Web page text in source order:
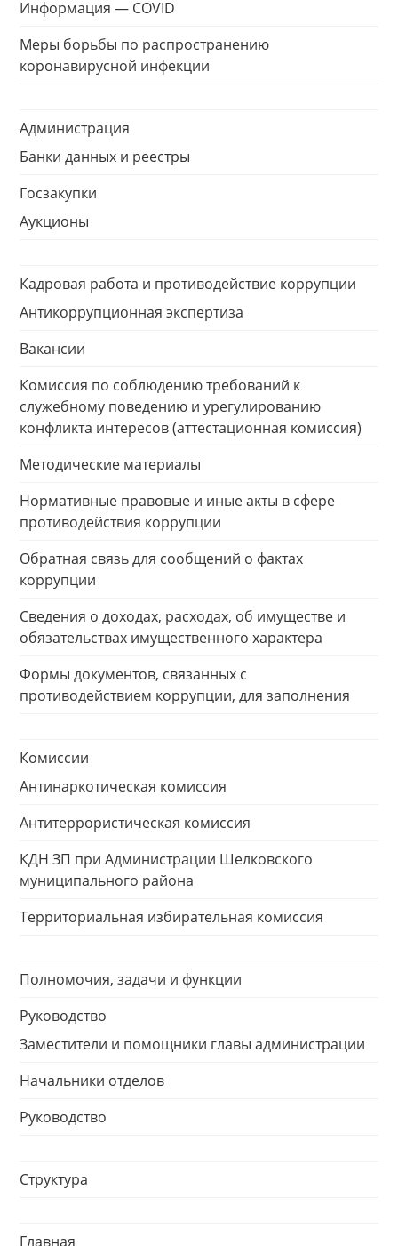
Информация — COVID
Меры борьбы по распространению
коронавирусной инфекции
Администрация
Банки данных и реестры
Госзакупки
Аукционы
Кадровая работа и противодействие коррупции
Антикоррупционная экспертиза
Вакансии
Комиссия по соблюдению требований к
служебному поведению и урегулированию
конфликта интересов (аттестационная комиссия)
Методические материалы
Нормативные правовые и иные акты в сфере
противодействия коррупции
Обратная связь для сообщений о фактах
коррупции
Сведения о доходах, расходах, об имуществе и
обязательствах имущественного характера
Формы документов, связанных с
противодействием коррупции, для заполнения
Комиссии
Антинаркотическая комиссия
Антитеррористическая комиссия
КДН ЗП при Администрации Шелковского
муниципального района
Территориальная избирательная комиссия
Полномочия, задачи и функции
Руководство
Заместители и помощники главы администрации
Начальники отделов
Руководство
Структура
Главная